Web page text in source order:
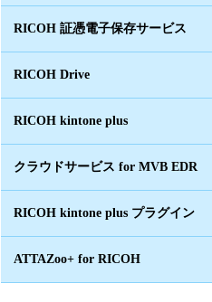
RICOH 証憑電子保存サービス
RICOH Drive
RICOH kintone plus
クラウドサービス for MVB EDR
RICOH kintone plus プラグイン
ATTAZoo+ for RICOH